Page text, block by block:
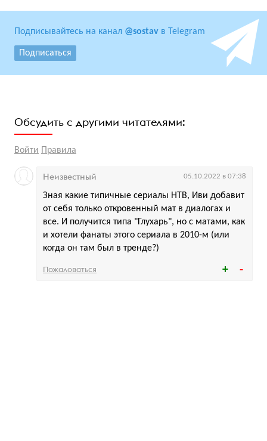
Подписывайтесь на канал @sostav в Telegram
Подписаться
Обсудить с другими читателями:
Войти Правила
Зная какие типичные сериалы НТВ, Иви добавит
от себя только откровенный мат в диалогах и
все. И получится типа "Глухарь", но с матами, как
и хотели фанаты этого сериала в 2010-м (или
когда он там был в тренде?)
Неизвестный 05.10.2022 в 07:38
Пожаловаться